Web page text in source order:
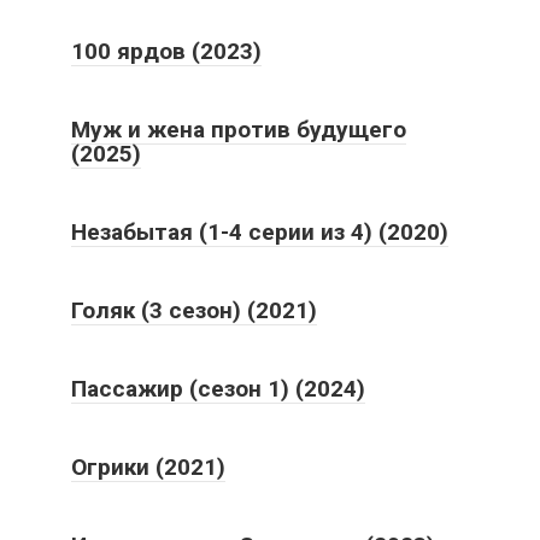
100 ярдов (2023)
Муж и жена против будущего
(2025)
Незабытая (1-4 серии из 4) (2020)
Голяк (3 сезон) (2021)
Пассажир (сезон 1) (2024)
Огрики (2021)